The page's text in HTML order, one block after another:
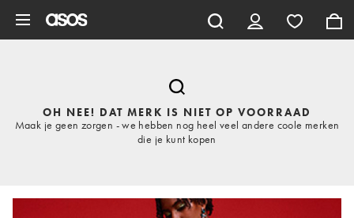
OH NEE! DAT MERK IS NIET OP VOORRAAD
Maak je geen zorgen - we hebben nog heel veel andere coole merken
die je kunt kopen